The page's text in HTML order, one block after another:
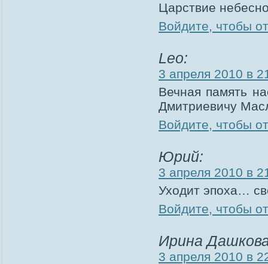
Царствие
Войдите, чтобы
Leo:
3 апреля 2010 в
Вечная память
Дмитриевичу
Войдите, чтобы
Юрий:
3 апреля 2010 в
Уходит эпоха…
Войдите, чтобы
Ирина
3 апреля 2010 в